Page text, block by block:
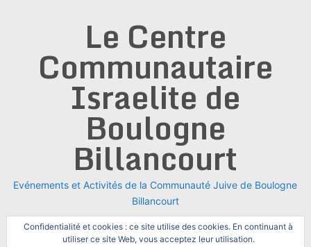
Le Centre
Communautaire
Israelite de
Boulogne
Billancourt
Evénements et Activités de la Communauté Juive de Boulogne
Billancourt
Confidentialité et cookies : ce site utilise des cookies. En continuant à
utiliser ce site Web, vous acceptez leur utilisation.